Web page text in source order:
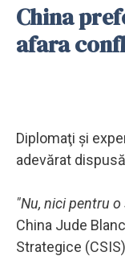
China
afara
Diplomaţi şi
adevărat
"Nu, nici pentru
China Jude
Strategice